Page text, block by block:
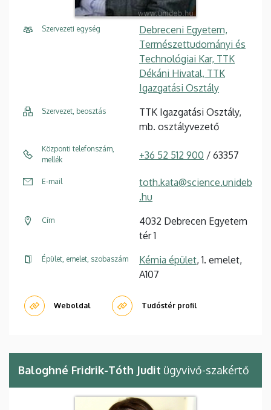
Szervezeti egység
Debreceni Egyetem,
Természettudományi és
Technológiai Kar, TTK
Dékáni Hivatal, TTK
Igazgatási Osztály
Szervezet, beosztás
TTK Igazgatási Osztály,
mb. osztályvezető
Központi telefonszám,
mellék
+36 52 512 900 / 63357
E-mail
toth.kata@science.unideb
.hu
Cím
4032 Debrecen Egyetem
tér 1
Épület, emelet, szobaszám Kémia épület, 1. emelet,
A107
Weboldal Tudóstér profil
Baloghné Fridrik-Tóth Judit ügyvivő-szakértő